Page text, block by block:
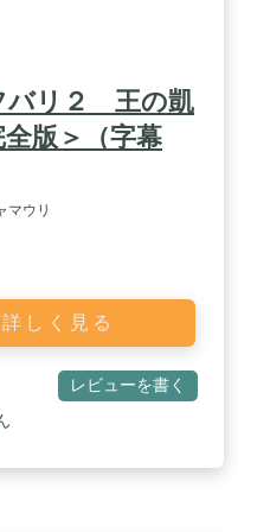
バリ２ 王の凱
版＞（字幕
マウリ
しく見る
レビューを書く